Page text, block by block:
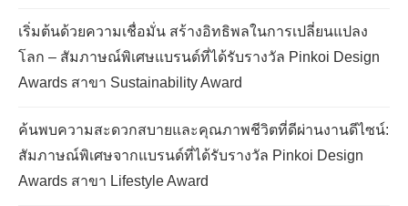
เริ่มต้นด้วยความเชื่อมั่น สร้างอิทธิพลในการเปลี่ยนแปลง
โลก – สัมภาษณ์พิเศษแบรนด์ที่ได้รับรางวัล Pinkoi Design
Awards สาขา Sustainability Award
ค้นพบความสะดวกสบายและคุณภาพชีวิตที่ดีผ่านงานดีไซน์:
สัมภาษณ์พิเศษจากแบรนด์ที่ได้รับรางวัล Pinkoi Design
Awards สาขา Lifestyle Award